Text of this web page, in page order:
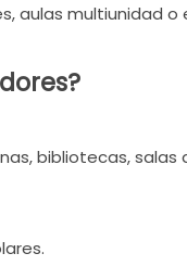
aulas multiunidad
bibliotecas,